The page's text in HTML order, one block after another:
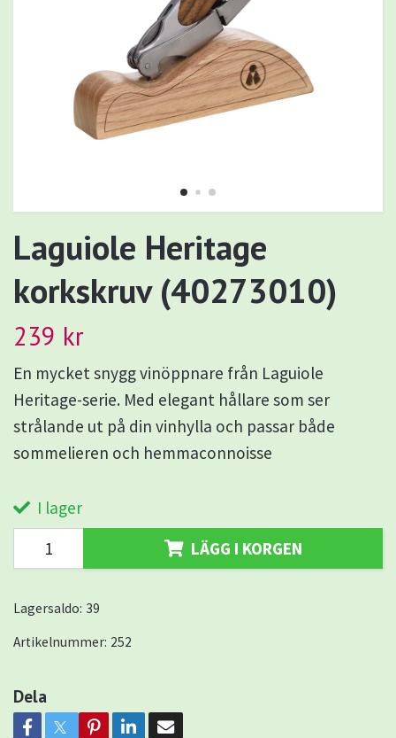
Laguiole Heritage
korkskruv (40273010)
239 kr
En mycket snygg vinöppnare från Laguiole
Heritage-serie. Med elegant hållare som ser
strålande ut på din vinhylla och passar både
sommelieren och hemmaconnoisse
I lager
LÄGG I KORGEN
Lagersaldo: 39
Artikelnummer: 252
Dela